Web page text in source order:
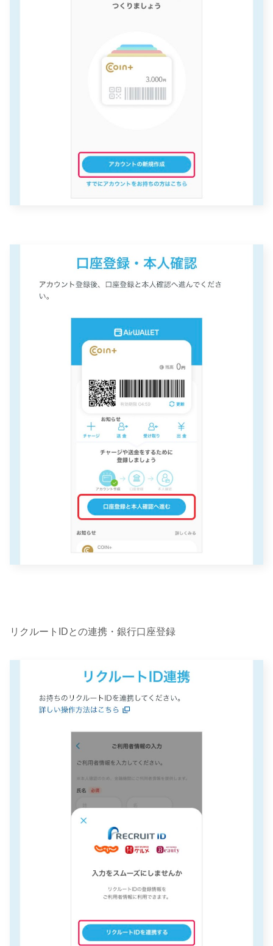
リクルートIDとの連携・銀行口座登録